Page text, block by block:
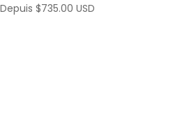
Depuis $735.00 USD